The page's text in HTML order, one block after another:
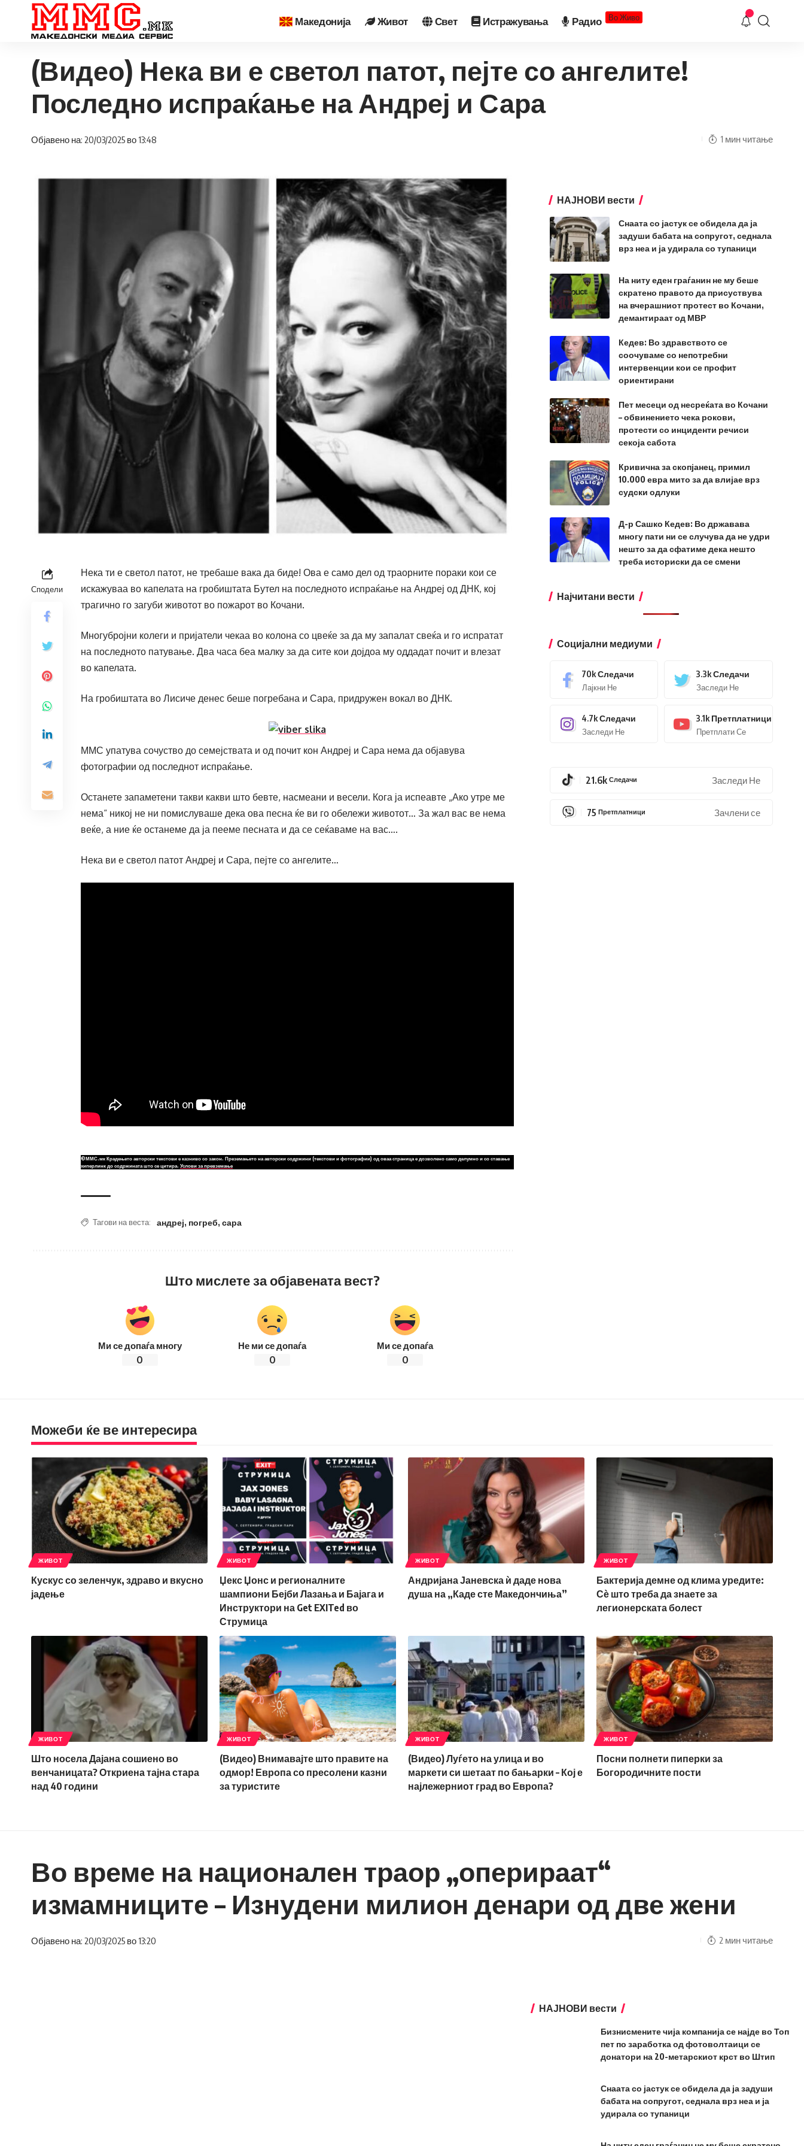
Македонија Живот Свет Истражувања Радио Во Живо
(Видео) Нека ви е светол патот, пејте со ангелите!
Последно испраќање на Андреј и Сара
Објавено на: 20/03/2025 во 13:48 1 мин читање
Сподели
Нека ти е светол патот, не требаше вака да биде! Ова е само дел од траорните пораки кои се
искажуваа во капелата на гробиштата Бутел на последното испраќање на Андреј од ДНК, кој
трагично го загуби животот во пожарот во Кочани.
Многубројни колеги и пријатели чекаа во колона со цвеќе за да му запалат свеќа и го испратат
на последното патување. Два часа беа малку за да сите кои дојдоа му оддадат почит и влезат
во капелата.
На гробиштата во Лисиче денес беше погребана и Сара, придружен вокал во ДНК.
ММС упатува сочуство до семејствата и од почит кон Андреј и Сара нема да објавува
фотографии од последнот испраќање.
Останете запаметени такви какви што бевте, насмеани и весели. Кога ја испеавте „Ако утре ме
нема“ никој не ни помислуваше дека ова песна ќе ви го обележи животот… За жал вас ве нема
веќе, а ние ќе останеме да ја пееме песната и да се сеќаваме на вас….
Нека ви е светол патот Андреј и Сара, пејте со ангелите…
©ММС.мк Крадењето авторски текстови е казниво со закон. Преземањето на авторски содржини (текстови и фотографии) од оваа страница е дозволено само делумно и со ставање
хиперлинк до содржината што се цитира. Услови за превземање
Тагови на веста: андреј, погреб, сара
Што мислете за објавената вест?
Ми се допаѓа многу
0
Не ми се допаѓа
0
Ми се допаѓа
0
НАЈНОВИ вести
Снаата со јастук се обидела да ја
задуши бабата на сопругот, седнала
врз неа и ја удирала со тупаници
На ниту еден граѓанин не му беше
скратено правото да присуствува
на вчерашниот протест во Кочани,
демантираат од МВР
Кедев: Во здравството се
соочуваме со непотребни
интервенции кои се профит
ориентирани
Пет месеци од несреќата во Кочани
– обвинението чека рокови,
протести со инциденти речиси
секоја сабота
Кривична за скопјанец, примил
10.000 евра мито за да влијае врз
судски одлуки
Д-р Сашко Кедев: Во државава
многу пати ни се случува да не удри
нешто за да сфатиме дека нешто
треба историски да се смени
Најчитани вести
Социјални медиуми
70kСледачи
Лајкни Не
3.3kСледачи
Заследи Не
4.7kСледачи
Заследи Не
3.1k Претплатници
Претплати Се
21.6k Следачи Заследи Не
75 Претплатници Зачлени се
Можеби ќе ве интересира
ЖИВОТ
Кускус со зеленчук, здраво и вкусно
јадење
ЖИВОТ
Џекс Џонс и регионалните
шампиони Бејби Лазања и Бајага и
Инструктори на Get EXITed во
Струмица
ЖИВОТ
Андријана Јаневска ѝ даде нова
душа на „Каде сте Македончиња”
ЖИВОТ
Бактерија демне од клима уредите:
Сѐ што треба да знаете за
легионерската болест
ЖИВОТ
Што носела Дајана сошиено во
венчаницата? Откриена тајна стара
над 40 години
ЖИВОТ
(Видео) Внимавајте што правите на
одмор! Европа со пресолени казни
за туристите
ЖИВОТ
(Видео) Луѓето на улица и во
маркети си шетаат по бањарки – Кој е
најлежерниот град во Европа?
ЖИВОТ
Посни полнети пиперки за
Богородичните пости
Во време на национален траор „оперираат“
измамниците – Изнудени милион денари од две жени
Објавено на: 20/03/2025 во 13:20 2 мин читање
НАЈНОВИ вести
Бизнисмените чија компанија се најде во Топ
пет по заработка од фотоволтаици се
донатори на 20-метарскиот крст во Штип
Снаата со јастук се обидела да ја задуши
бабата на сопругот, седнала врз неа и ја
удирала со тупаници